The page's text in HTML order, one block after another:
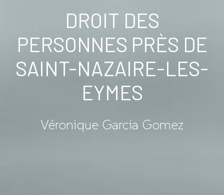
DROIT DES
PERSONNES PRÈS DE
SAINT-NAZAIRE-LES-
EYMES
Véronique Garcia Gomez